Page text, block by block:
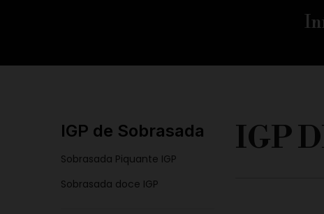
IGP de Sobrasada
Sobrasada Piquante IGP
Sobrasada doce IGP
IGP